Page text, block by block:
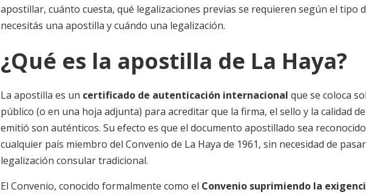
apostillar, cuánto cuesta, qué legalizaciones previas se requieren según el tipo
necesitás una apostilla y cuándo una legalización.
¿Qué es la apostilla de La Haya?
La apostilla es un certificado de autenticación internacional que se coloca
público (o en una hoja adjunta) para acreditar que la firma, el sello y la calidad
emitió son auténticos. Su efecto es que el documento apostillado sea
cualquier país miembro del Convenio de La Haya de 1961, sin necesidad de
legalización consular tradicional.
El Convenio, conocido formalmente como el Convenio suprimiendo la